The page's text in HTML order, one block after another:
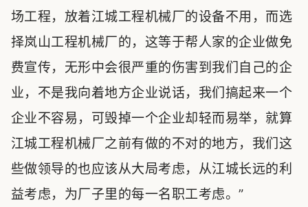
场工程，放着江城工程机械厂的设备不用，而选
择岚山工程机械厂的，这等于帮人家的企业做免
费宣传，无形中会很严重的伤害到我们自己的企
业，不是我向着地方企业说话，我们搞起来一个
企业不容易，可毁掉一个企业却轻而易举，就算
江城工程机械厂之前有做的不对的地方，我们这
些做领导的也应该从大局考虑，从江城长远的利
益考虑，为厂子里的每一名职工考虑。”